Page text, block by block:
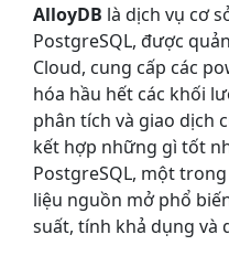
AlloyDB là dịch vụ cơ
PostgreSQL, được
Cloud, cung cấp các
hóa hầu hết các khối
phân tích và giao dịch
kết hợp những gì tốt
PostgreSQL, một
liệu nguồn mở phổ
suất, tính khả dụng và